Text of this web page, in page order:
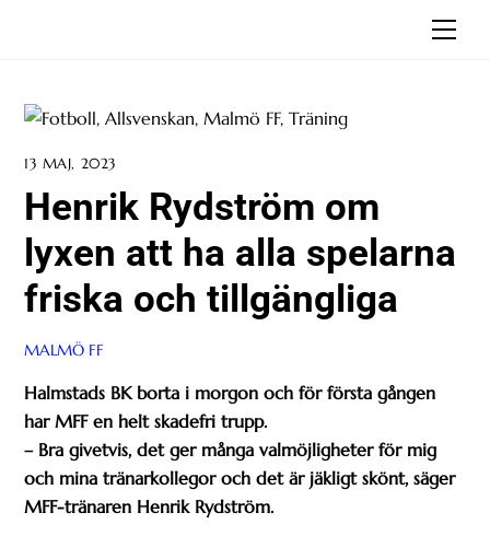
13 MAJ, 2023
Henrik Rydström om
lyxen att ha alla spelarna
friska och tillgängliga
MALMÖ FF
Halmstads BK borta i morgon och för första gången
har MFF en helt skadefri trupp.
– Bra givetvis, det ger många valmöjligheter för mig
och mina tränarkollegor och det är jäkligt skönt, säger
MFF-tränaren Henrik Rydström.